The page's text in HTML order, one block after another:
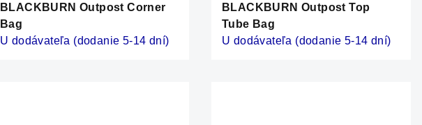
BLACKBURN Outpost Corner
Bag
U dodávateľa (dodanie 5-14 dní)
BLACKBURN Outpost Top
Tube Bag
U dodávateľa (dodanie 5-14 dní)